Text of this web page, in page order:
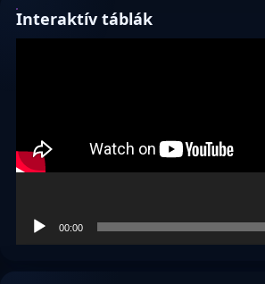
Interaktív táblák
00:00